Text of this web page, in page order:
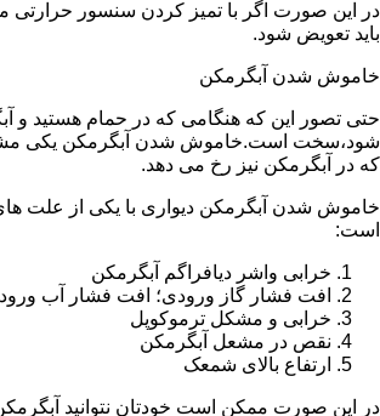
در این صورت اگر با تمیز کردن سنسور حرارتی
باید تعویض شود.
خاموش شدن آبگرمکن
حتی تصور این که هنگامی که در حمام هستید و
شود،سخت است.خاموش شدن آبگرمکن یکی
که در آبگرمکن نیز رخ می دهد.
خاموش شدن آبگرمکن دیواری با یکی از علت
است:
خرابی واشر دیافراگم آبگرمکن
افت فشار گاز ورودی؛ افت فشار آب
خرابی و مشکل ترموکوپل
نقص در مشعل آبگرمکن
ارتفاع بالای شمعک
در این صورت ممکن است خودتان نتوانید